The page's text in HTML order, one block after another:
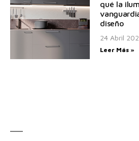
qué la
diseño
24 Abril
Leer Más »